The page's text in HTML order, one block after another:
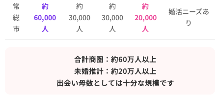
常
総
市
約
60,000
人
約
30,000
人
約
30,000
人
約
20,000
人
婚活ニーズあ
り
👉 合計商圏：約60万人以上
👉 未婚推計：約20万人以上
👉 出会い母数としては十分な規模です